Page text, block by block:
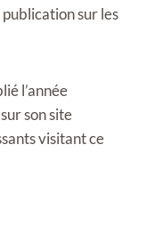
sur les
l’année
son site
visitant ce